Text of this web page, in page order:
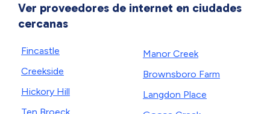
Ver proveedores de internet en ciudades
cercanas
Fincastle
Creekside
Hickory Hill
Manor Creek
Brownsboro Farm
Langdon Place